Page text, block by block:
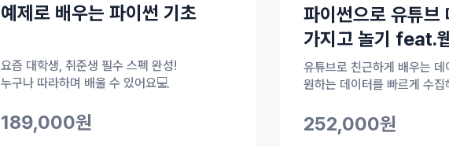
예제로 배우는 파이썬 기초
요즘 대학생, 취준생 필수 스펙 완성!
누구나 따라하며 배울 수 있어요💻
189,000원
파이썬으로 유튜브
가지고 놀기 feat.
유튜브로 친근하게 배우는 데
원하는 데이터를 빠르게 수집
252,000원